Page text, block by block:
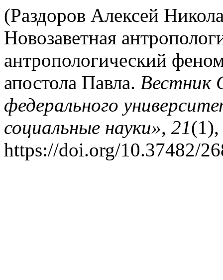
(Раздоров Алексей
Новозаветная
антропологический
апостола Павла. Вестник
федерального
социальные науки», 21(1),
https://doi.org/10.37482/